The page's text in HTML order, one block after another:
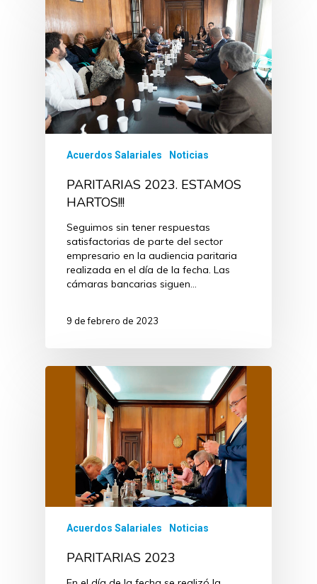
Acuerdos Salariales Noticias
PARITARIAS 2023. ESTAMOS
HARTOS!!!
Seguimos sin tener respuestas
satisfactorias de parte del sector
empresario en la audiencia paritaria
realizada en el día de la fecha. Las
cámaras bancarias siguen…
9 de febrero de 2023
Acuerdos Salariales Noticias
PARITARIAS 2023